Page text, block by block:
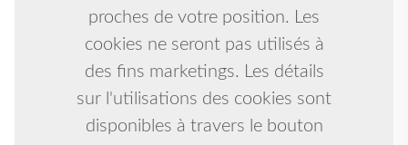
proches de votre position. Les
cookies ne seront pas utilisés à
des fins marketings. Les détails
sur l'utilisations des cookies sont
disponibles à travers le bouton